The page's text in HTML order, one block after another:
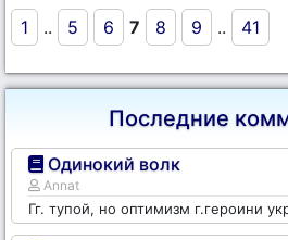
1 .. 5 6 7 8 9 .. 41
Последние
Одинокий волк
Annat
Гг. тупой, но оптимизм г.героини